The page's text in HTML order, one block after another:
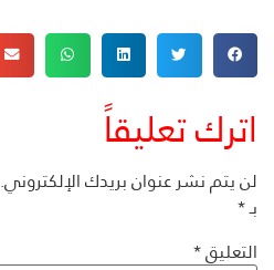
اترك تعليقاً
لن يتم نشر عنوان بريدك الإلكتروني.
بـ*
التعليق*